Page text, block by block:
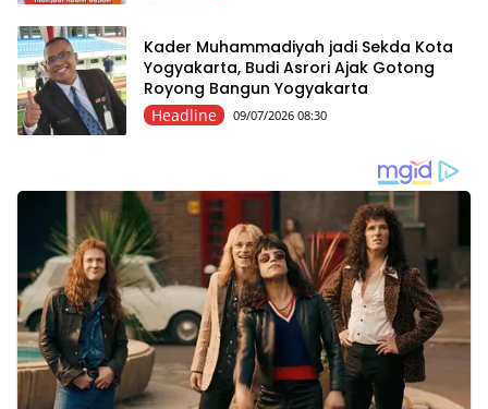
Kader Muhammadiyah jadi Sekda Kota
Yogyakarta, Budi Asrori Ajak Gotong
Royong Bangun Yogyakarta
Headline 09/07/2026 08:30